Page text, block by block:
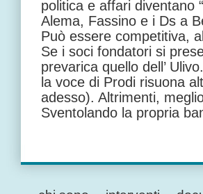
politica e affari diventano
Alema, Fassino e i Ds a
Può essere competitiva,
Se i soci fondatori si
prevarica quello dell’
la voce di Prodi risuona
adesso). Altrimenti,
Sventolando la propria